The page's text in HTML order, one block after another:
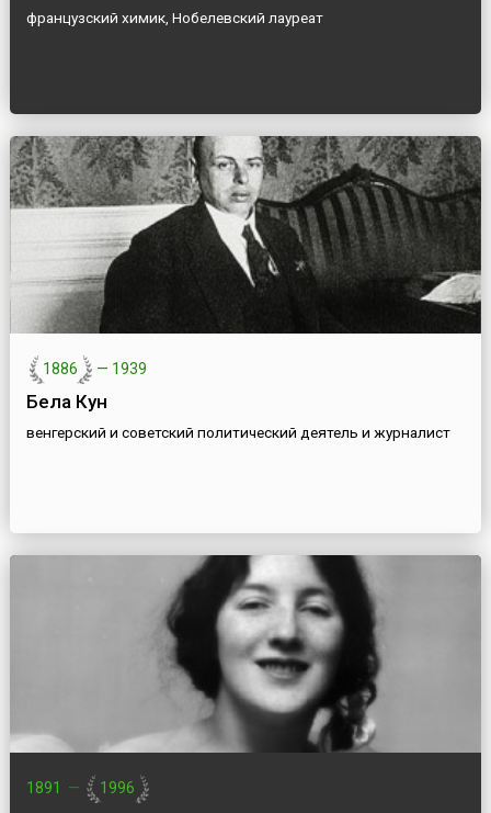
французский химик, Нобелевский лауреат
1886 — 1939
Бела Кун
венгерский и советский политический деятель и журналист
1891 — 1996